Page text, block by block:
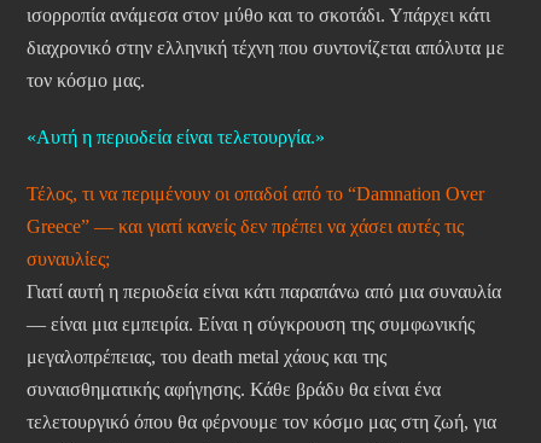
ισορροπία ανάμεσα στον μύθο και το σκοτάδι. Υπάρχει κάτι
διαχρονικό στην ελληνική τέχνη που συντονίζεται απόλυτα με
τον κόσμο μας.
«Αυτή η περιοδεία είναι τελετουργία.»
Τέλος, τι να περιμένουν οι οπαδοί από το “Damnation Over
Greece” — και γιατί κανείς δεν πρέπει να χάσει αυτές τις
συναυλίες;
Γιατί αυτή η περιοδεία είναι κάτι παραπάνω από μια συναυλία
— είναι μια εμπειρία. Είναι η σύγκρουση της συμφωνικής
μεγαλοπρέπειας, του death metal χάους και της
συναισθηματικής αφήγησης. Κάθε βράδυ θα είναι ένα
τελετουργικό όπου θα φέρνουμε τον κόσμο μας στη ζωή, για